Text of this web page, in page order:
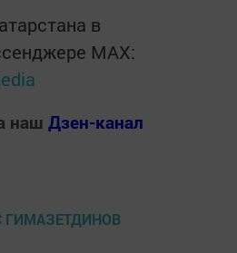
в
MАХ:
наш Дзен-канал